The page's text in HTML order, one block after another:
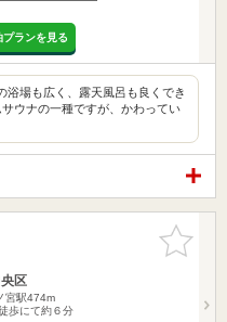
ランを見る
浴場も広く、露天風呂も良くでき
ウナの一種ですが、かわってい
お気に入
りに追加
区
宮駅474m
歩にて約６分